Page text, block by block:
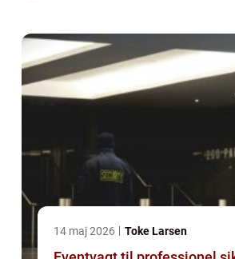
14 maj 2026 Toke Larsen